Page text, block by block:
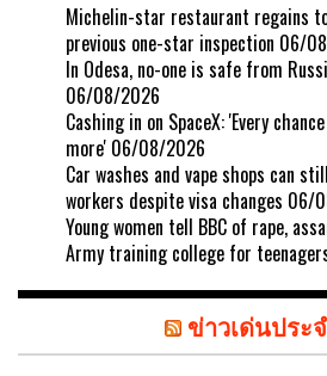
Michelin-star restaurant regains
previous one-star inspection 06/
In Odesa, no-one is safe from
06/08/2026
Cashing in on SpaceX: 'Every
more' 06/08/2026
Car washes and vape shops can
workers despite visa changes 06/
Young women tell BBC of rape,
Army training college for
ข่าวเด่นประ